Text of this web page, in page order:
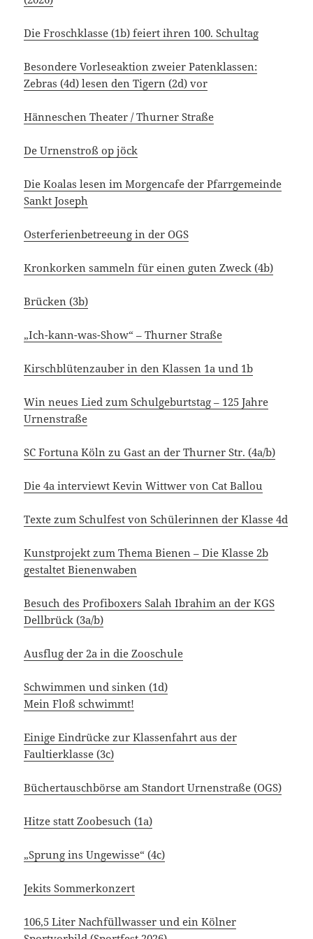
Die Froschklasse (1b) feiert ihren 100. Schultag
Besondere Vorleseaktion zweier Patenklassen:
Zebras (4d) lesen den Tigern (2d) vor
Hänneschen Theater / Thurner Straße
De Urnenstroß op jöck
Die Koalas lesen im Morgencafe der Pfarrgemeinde
Sankt Joseph
Osterferienbetreeung in der OGS
Kronkorken sammeln für einen guten Zweck (4b)
Brücken (3b)
„Ich-kann-was-Show“ – Thurner Straße
Kirschblütenzauber in den Klassen 1a und 1b
Win neues Lied zum Schulgeburtstag – 125 Jahre
Urnenstraße
SC Fortuna Köln zu Gast an der Thurner Str. (4a/b)
Die 4a interviewt Kevin Wittwer von Cat Ballou
Texte zum Schulfest von Schülerinnen der Klasse 4d
Kunstprojekt zum Thema Bienen – Die Klasse 2b
gestaltet Bienenwaben
Besuch des Profiboxers Salah Ibrahim an der KGS
Dellbrück (3a/b)
Ausflug der 2a in die Zooschule
Schwimmen und sinken (1d)
Mein Floß schwimmt!
Einige Eindrücke zur Klassenfahrt aus der
Faultierklasse (3c)
Büchertauschbörse am Standort Urnenstraße (OGS)
Hitze statt Zoobesuch (1a)
„Sprung ins Ungewisse“ (4c)
Jekits Sommerkonzert
106,5 Liter Nachfüllwasser und ein Kölner